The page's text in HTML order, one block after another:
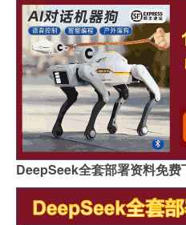
DeepSeek全套部署资料免费